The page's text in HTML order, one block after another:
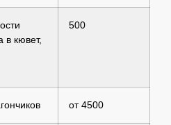
в кювет,
500
от 4500